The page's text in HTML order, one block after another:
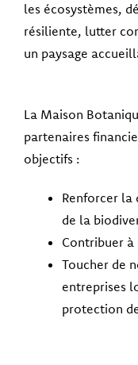
les écosystèmes,
résiliente, lutter
un paysage
La Maison
partenaires
objectifs :
Renforcer
de la
Contribuer
Toucher de
entreprises
protection